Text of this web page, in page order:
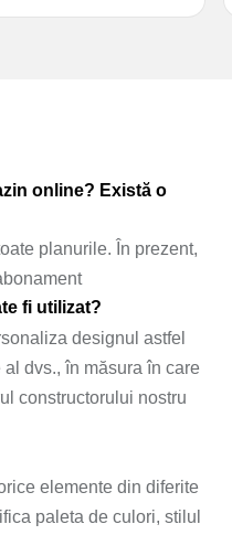
online? Există o
planurile. În prezent,
fi utilizat?
designul astfel
dvs., în măsura în care
constructorului nostru
elemente din diferite
paleta de culori, stilul